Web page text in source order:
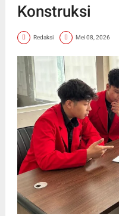
Konstruksi
Redaksi Mei 08, 2026